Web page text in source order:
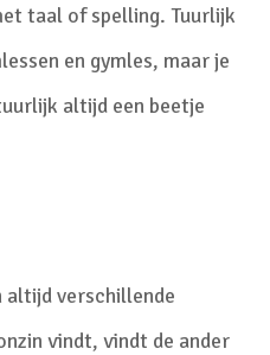
taal of spelling. Tuurlijk
en gymles, maar je
altijd een beetje
altijd verschillende
vindt, vindt de ander